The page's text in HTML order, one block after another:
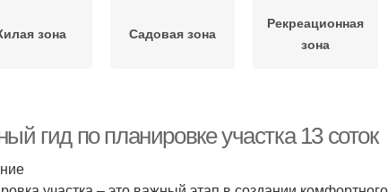
зона Садовая зона
Рекреационная
зона
гид по планировке участка 13 соток